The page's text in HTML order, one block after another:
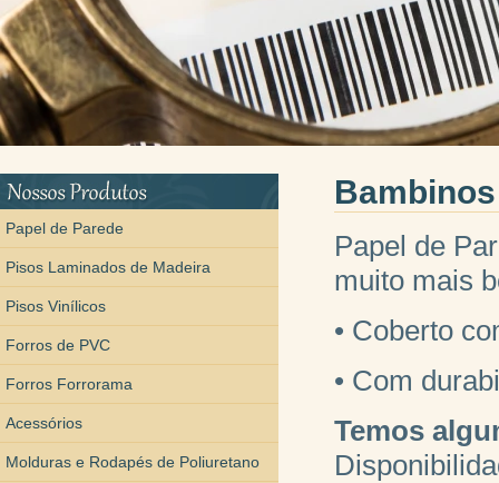
Papel de Parede
Pisos Laminados de Madeira
Pisos Vinílicos
Forros de PVC
Forros Forrorama
Acessórios
Molduras e Rodapés de Poliuretano
Papel de
muito mais
• Coberto
• Com
Temos